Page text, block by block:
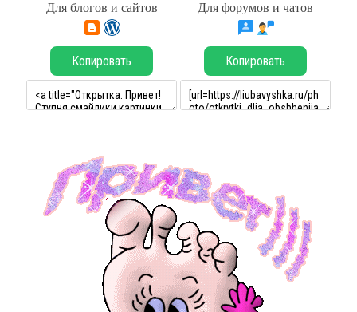
Для блогов и сайтов Для форумов и чатов
Копировать Копировать